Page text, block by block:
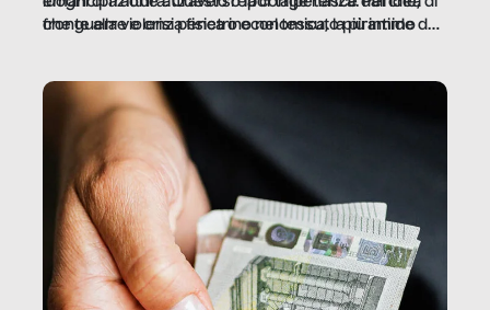
che guerre e crisi penetrino nel tessuto più intimo
fronte alla violenza fisica o economica, la piramide del